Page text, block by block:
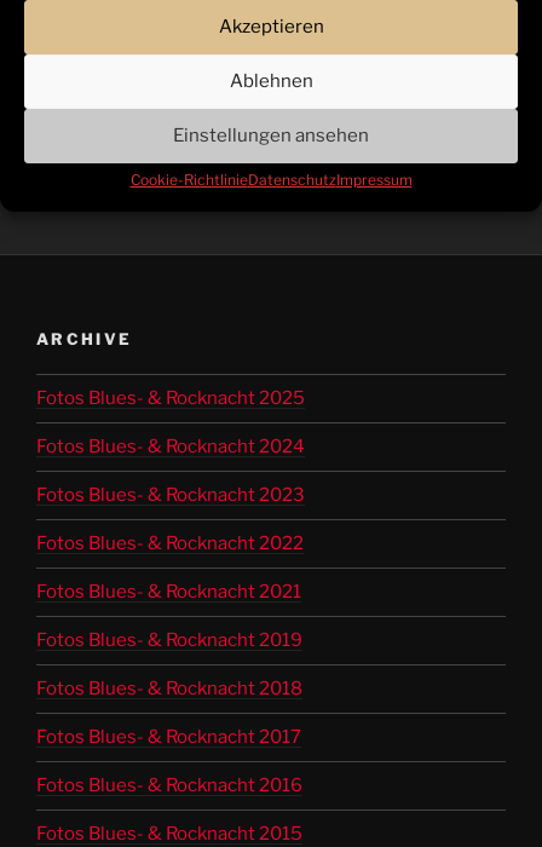
Akzeptieren
Ablehnen
Einstellungen ansehen
Cookie-RichtlinieDatenschutzImpressum
Nutzungen dieser Website von den vorgenannten
Paragraphen abweichen, wird an entsprechender
Stelle ausdrücklich darauf hingewiesen. In diesem
Nutzungsbedingungen.
juraforum.de
ARCHIVE
Fotos Blues- & Rocknacht 2025
Fotos Blues- & Rocknacht 2024
Fotos Blues- & Rocknacht 2023
Fotos Blues- & Rocknacht 2022
Fotos Blues- & Rocknacht 2021
Fotos Blues- & Rocknacht 2019
Fotos Blues- & Rocknacht 2018
Fotos Blues- & Rocknacht 2017
Fotos Blues- & Rocknacht 2016
Fotos Blues- & Rocknacht 2015